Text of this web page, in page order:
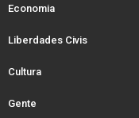
Economia
Liberdades Civis
Cultura
Gente